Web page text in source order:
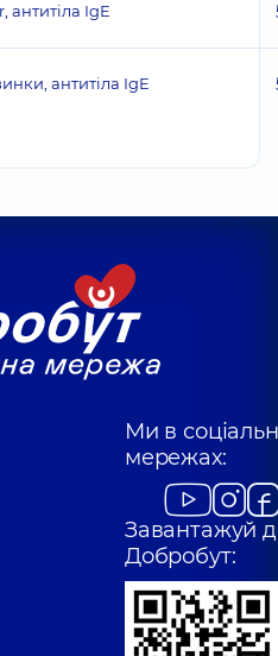
антитіла IgE
антитіла IgE
Ми в
мережах:
Завантажуй
Добробут: